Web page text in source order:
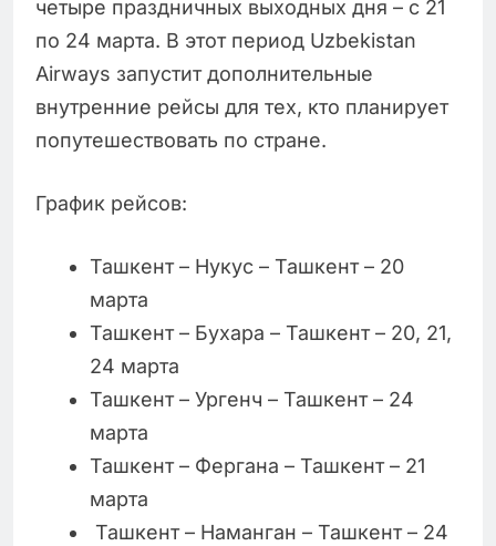
четыре праздничных выходных дня – с 21
по 24 марта. В этот период Uzbekistan
Airways запустит дополнительные
внутренние рейсы для тех, кто планирует
попутешествовать по стране.
График рейсов:
Ташкент – Нукус – Ташкент – 20
марта
Ташкент – Бухара – Ташкент – 20, 21,
24 марта
Ташкент – Ургенч – Ташкент – 24
марта
Ташкент – Фергана – Ташкент – 21
марта
Ташкент – Наманган – Ташкент – 24